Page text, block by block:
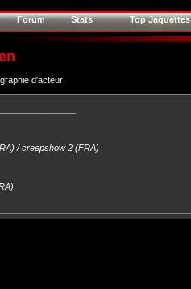
Forum Stats Top Jaquettes
d'acteur
/ creepshow 2 (FRA)